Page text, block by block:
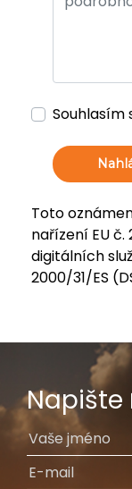
Souhlasím
Toto
nařízení EU
digitálních
2000/31/ES
Napište